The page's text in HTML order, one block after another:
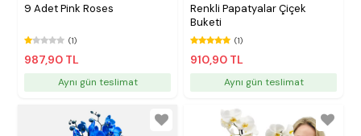
9 Adet Pink Roses
(1)
987,90 TL
Aynı gün teslimat
Renkli Papatyalar Çiçek
Buketi
(1)
910,90 TL
Aynı gün teslimat